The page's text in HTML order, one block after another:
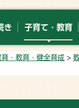
き 子育て・教育
育・教育・健全育成 >